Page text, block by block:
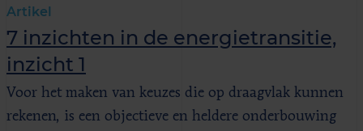
Artikel
7 inzichten in de energietransitie,
inzicht 1
Voor het maken van keuzes die op draagvlak kunnen
rekenen, is een objectieve en heldere onderbouwing